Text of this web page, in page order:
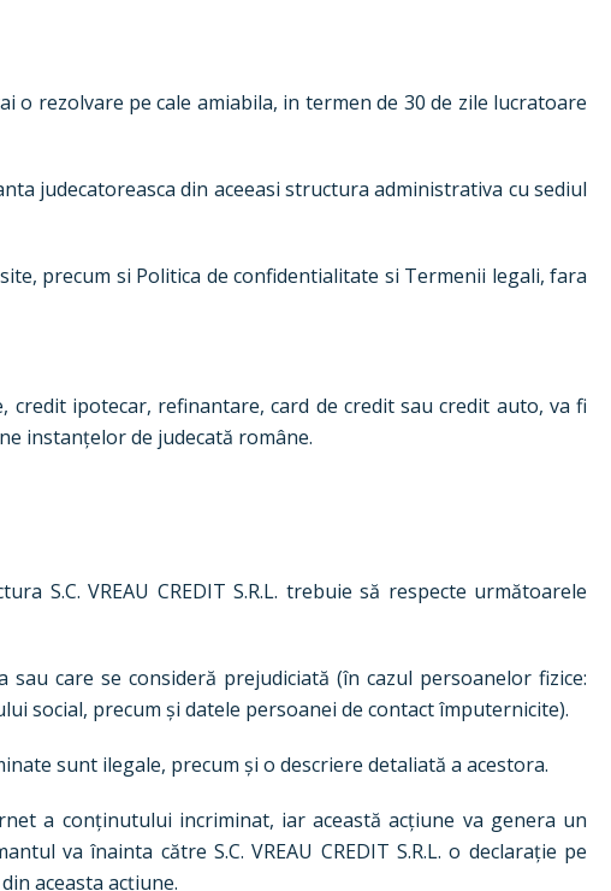
rezolvare pe cale amiabila, in termen de 30 de zile lucratoare
judecatoreasca din aceeasi structura administrativa cu sediul
precum si Politica de confidentialitate si Termenii legali, fara
ipotecar, refinantare, card de credit sau credit auto, va fi
instanțelor de judecată române.
S.C. VREAU CREDIT S.R.L. trebuie să respecte următoarele
care se consideră prejudiciată (în cazul persoanelor fizice:
social, precum și datele persoanei de contact împuternicite).
sunt ilegale, precum și o descriere detaliată a acestora.
a conținutului incriminat, iar această acțiune va genera un
va înainta către S.C. VREAU CREDIT S.R.L. o declarație pe
aceasta acțiune.